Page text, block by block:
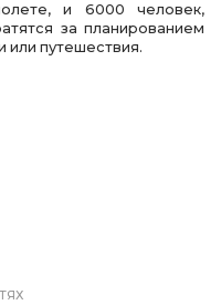
и 6000 человек,
за планированием
или путешествия.